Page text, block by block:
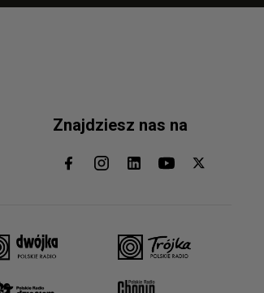
Znajdziesz nas na